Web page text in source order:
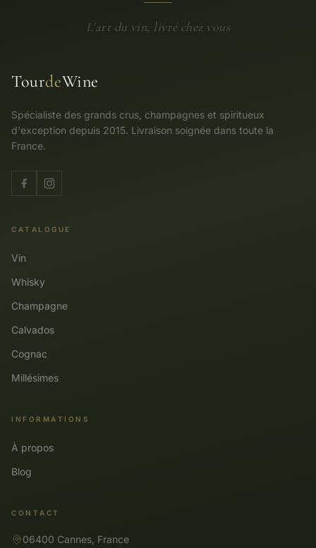
L'art du vin, livré chez vous
TourdeWine
Spécialiste des grands crus, champagnes et spiritueux
d'exception depuis 2015. Livraison soignée dans toute la
France.
CATALOGUE
Vin
Whisky
Champagne
Calvados
Cognac
Millésimes
INFORMATIONS
À propos
Blog
CONTACT
06400 Cannes, France